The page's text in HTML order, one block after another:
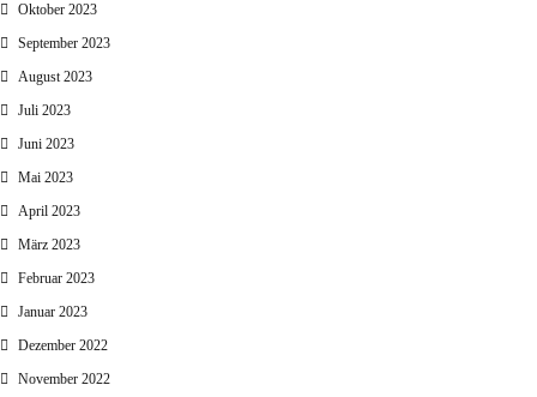
Oktober 2023
September 2023
August 2023
Juli 2023
Juni 2023
Mai 2023
April 2023
März 2023
Februar 2023
Januar 2023
Dezember 2022
November 2022